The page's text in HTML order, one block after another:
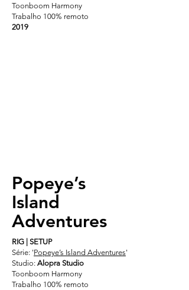
Toonboom Harmony
Trabalho 100% remoto
2019
Popeye’s
Island
Adventures
RIG | SETUP
Série: 'Popeye’s Island Adventures'
Studio: Alopra Studio
Toonboom Harmony
Trabalho 100% remoto